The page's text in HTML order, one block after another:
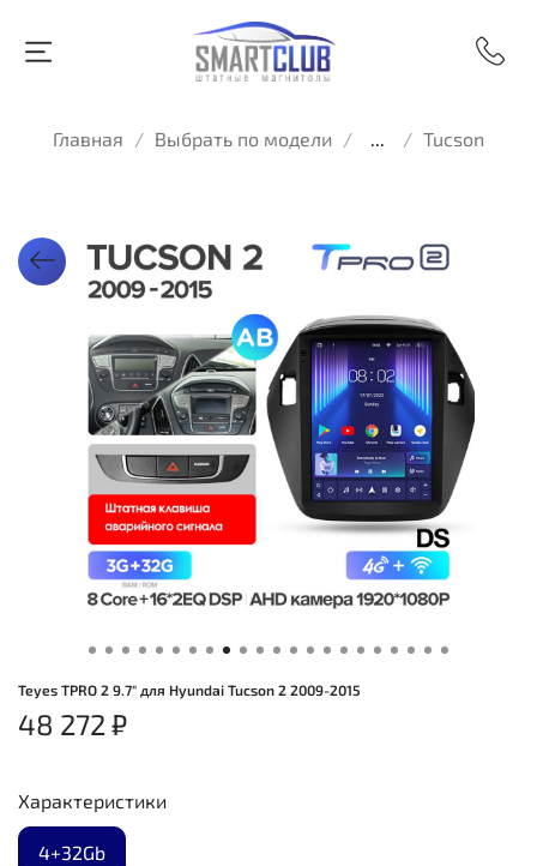
Главная Выбрать по модели ... Tucson
Teyes TPRO 2 9.7" для Hyundai Tucson 2 2009-2015
48 272 ₽
Характеристики
4+32Gb